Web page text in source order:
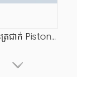
ម៉ាស៊ីនត្រជាក់ Piston Stirling Cooler ថ្នាក់ទីឧស្សាហកម្ម